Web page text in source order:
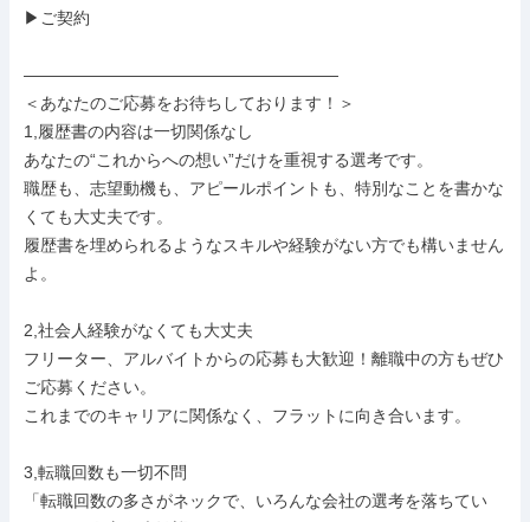
▶ご契約
———————————————————
＜あなたのご応募をお待ちしております！＞
1,履歴書の内容は一切関係なし
あなたの“これからへの想い”だけを重視する選考です。
職歴も、志望動機も、アピールポイントも、特別なことを書かな
くても大丈夫です。
履歴書を埋められるようなスキルや経験がない方でも構いません
よ。
2,社会人経験がなくても大丈夫
フリーター、アルバイトからの応募も大歓迎！離職中の方もぜひ
ご応募ください。
これまでのキャリアに関係なく、フラットに向き合います。
3,転職回数も一切不問
「転職回数の多さがネックで、いろんな会社の選考を落ちてい